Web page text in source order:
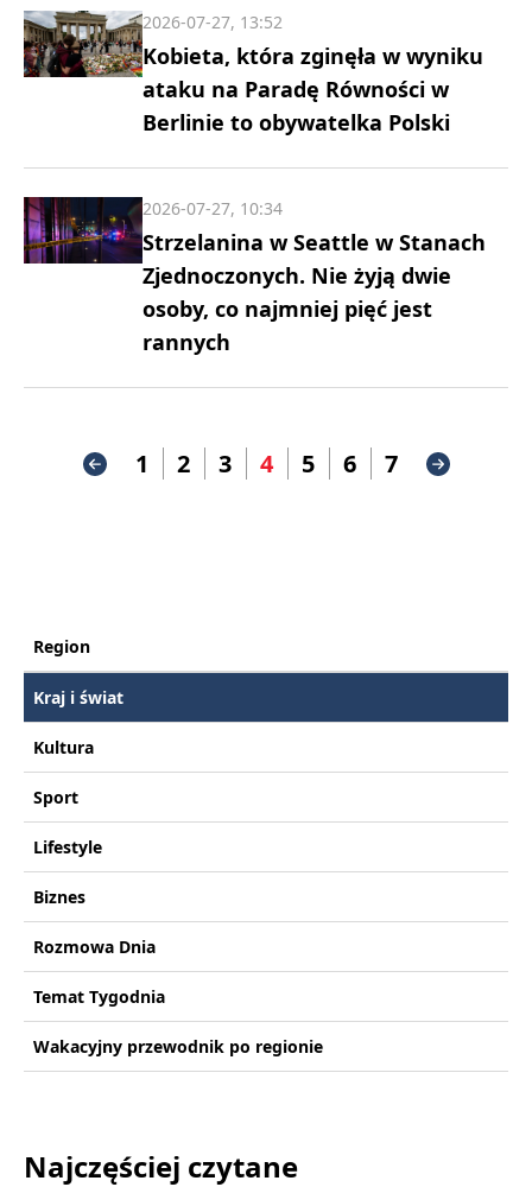
Kobieta, która zginęła w wyniku
ataku na Paradę Równości w
Berlinie to obywatelka Polski
2026-07-27, 13:52
Strzelanina w Seattle w Stanach
Zjednoczonych. Nie żyją dwie
osoby, co najmniej pięć jest
rannych
2026-07-27, 10:34
1 2 3 4 5 6 7
Region
Kraj i świat
Kultura
Sport
Lifestyle
Biznes
Rozmowa Dnia
Temat Tygodnia
Wakacyjny przewodnik po regionie
Najczęściej czytane